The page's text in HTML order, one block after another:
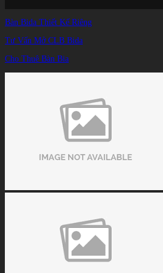
Bàn Bida Thiết Kế Riêng
Tư Vấn Mở CLB Bida
Cho Thuê Bàn Bia